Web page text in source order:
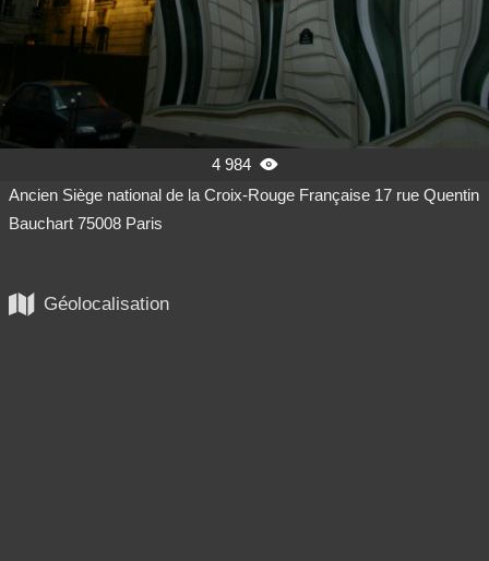
4 984 
Ancien Siège national de la Croix-Rouge Française 17 rue Quentin
Bauchart 75008 Paris
 Géolocalisation